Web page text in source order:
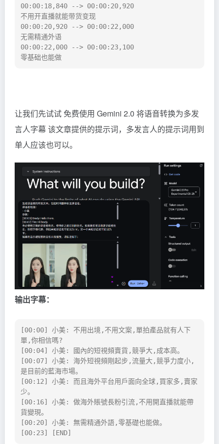
00:00:18,840 --> 00:00:20,920
不用开直播就能带货变现
00:00:20,920 --> 00:00:22,000
无需精通外语
00:00:22,000 --> 00:00:23,100
零基础也能做
让我们先试试 免费使用 Gemini 2.0 将语音转换为多发
言人字幕该文章提供的提示词，多发言人的提示词用到
单人应该也可以。
输出字幕：
[00:00] 小美: 不用出境,不用文案,單拍產品就有人下
單,你相信嗎?
[00:04] 小美: 國內的短視頻賣貨,競爭大,成本高。
[00:07] 小美: 海外短視頻剛起步,流量大,競爭力度小,
是目前的藍海市場。
[00:12] 小美: 而且海外平台用戶面向全球,買家多,賣家
少。
[00:16] 小美: 做海外賬號長粉引流,不用開直播就能帶
貨變現。
[00:20] 小美: 無需精通外語,零基礎也能做。
[00:23] [END]